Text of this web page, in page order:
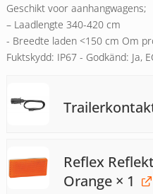
Geschikt voor aanhangwagens;
– Laadlengte 340-420 cm
- Breedte laden <150 cm Om
Fuktskydd: IP67 - Godkänd: Ja,
Reflex
Orange× 1